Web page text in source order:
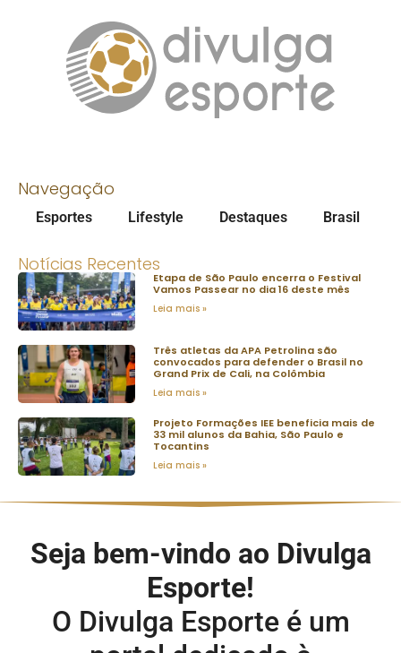
Navegação
Esportes Lifestyle Destaques Brasil
Notícias Recentes
Etapa de São Paulo encerra o Festival
Vamos Passear no dia 16 deste mês
Leia mais »
Três atletas da APA Petrolina são
convocados para defender o Brasil no
Grand Prix de Cali, na Colômbia
Leia mais »
Projeto Formações IEE beneficia mais de
33 mil alunos da Bahia, São Paulo e
Tocantins
Leia mais »
Seja bem-vindo ao Divulga
Esporte!
O Divulga Esporte é um